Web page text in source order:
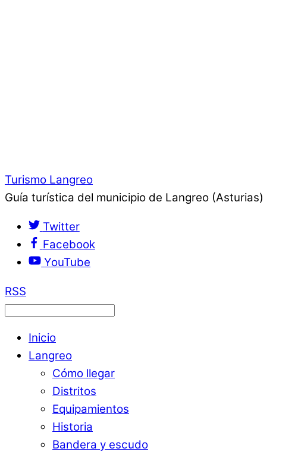
Turismo Langreo
Guía turística del municipio de Langreo (Asturias)
Twitter
Facebook
YouTube
RSS
Inicio
Langreo
Cómo llegar
Distritos
Equipamientos
Historia
Bandera y escudo